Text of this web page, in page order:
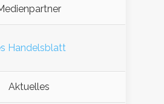
Handelsblatt
Aktuelles